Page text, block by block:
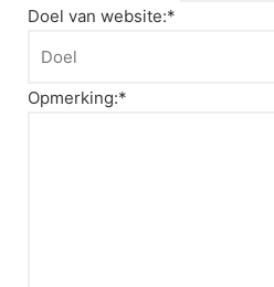
Doel van website:*
Opmerking:*